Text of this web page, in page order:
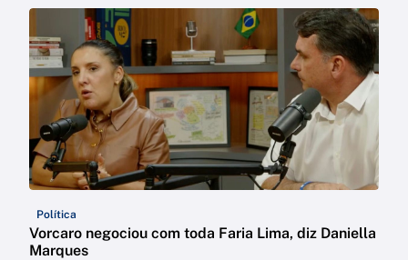
Política
Vorcaro negociou com toda Faria Lima, diz Daniella
Marques